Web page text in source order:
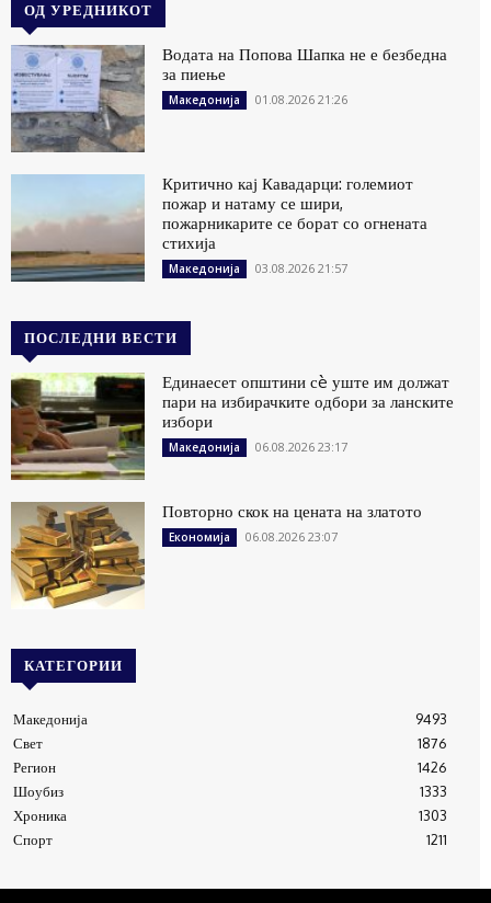
ОД УРЕДНИКОТ
Водата на Попова Шапка не е безбедна
за пиење
Македонија 01.08.2026 21:26
Критично кај Кавадарци: големиот
пожар и натаму се шири,
пожарникарите се борат со огнената
стихија
Македонија 03.08.2026 21:57
ПОСЛЕДНИ ВЕСТИ
Единаесет општини сè уште им должат
пари на избирачките одбори за ланските
избори
Македонија 06.08.2026 23:17
Повторно скок на цената на златото
Економија 06.08.2026 23:07
КАТЕГОРИИ
Македонија
9493
Свет
1876
Регион
1426
Шоубиз
1333
Хроника
1303
Спорт
1211